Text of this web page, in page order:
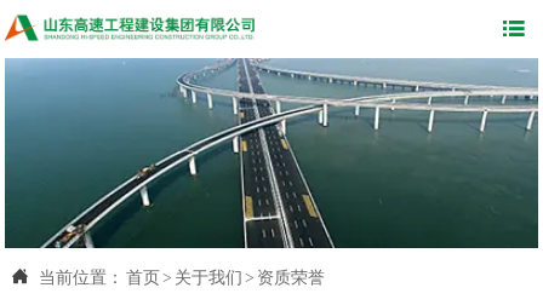

 当前位置： 首页 > 关于我们 > 资质荣誉